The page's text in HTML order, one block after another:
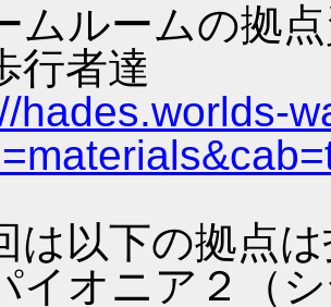
ルームの拠
行者達
hades.worlds-
以下の拠点
オニア２（